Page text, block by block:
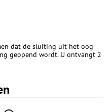
dat de sluiting uit het oog
geopend wordt. U ontvangt 2